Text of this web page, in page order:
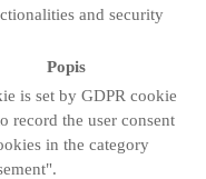
and security
Popis
is set by GDPR cookie
record the user consent
in the category